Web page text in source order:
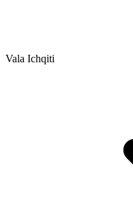
Vala Ichqiti